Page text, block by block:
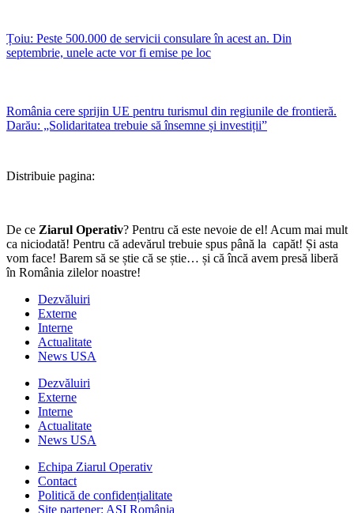
Țoiu: Peste 500.000 de servicii consulare în acest an. Din
septembrie, unele acte vor fi emise pe loc
România cere sprijin UE pentru turismul din regiunile de frontieră.
Darău: „Solidaritatea trebuie să însemne și investiții”
Distribuie pagina:
De ce Ziarul Operativ? Pentru că este nevoie de el! Acum mai mult
ca niciodată! Pentru că adevărul trebuie spus până la capăt! Și asta
vom face! Barem să se știe că se știe… și că încă avem presă liberă
în România zilelor noastre!
Dezvăluiri
Externe
Interne
Actualitate
News USA
Dezvăluiri
Externe
Interne
Actualitate
News USA
Echipa Ziarul Operativ
Contact
Politică de confidențialitate
Site partener: ASI România